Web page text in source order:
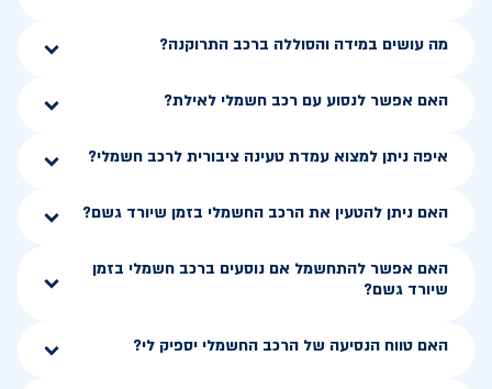
מה עושים במידה והסוללה ברכב התרוקנה?
האם אפשר לנסוע עם רכב חשמלי לאילת?
איפה ניתן למצוא עמדת טעינה ציבורית לרכב חשמלי?
האם ניתן להטעין את הרכב החשמלי בזמן שיורד גשם?
האם אפשר להתחשמל אם נוסעים ברכב חשמלי בזמן
שיורד גשם?
האם טווח הנסיעה של הרכב החשמלי יספיק לי?